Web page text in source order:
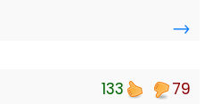
→
133 79